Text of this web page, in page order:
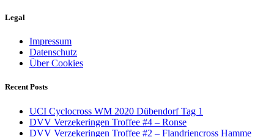
Legal
Impressum
Datenschutz
Über Cookies
Recent Posts
UCI Cyclocross WM 2020 Dübendorf Tag 1
DVV Verzekeringen Troffee #4 – Ronse
DVV Verzekeringen Troffee #2 – Flandriencross Hamme